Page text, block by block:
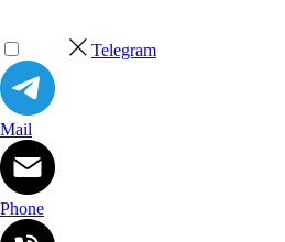
Telegram
Mail
Phone